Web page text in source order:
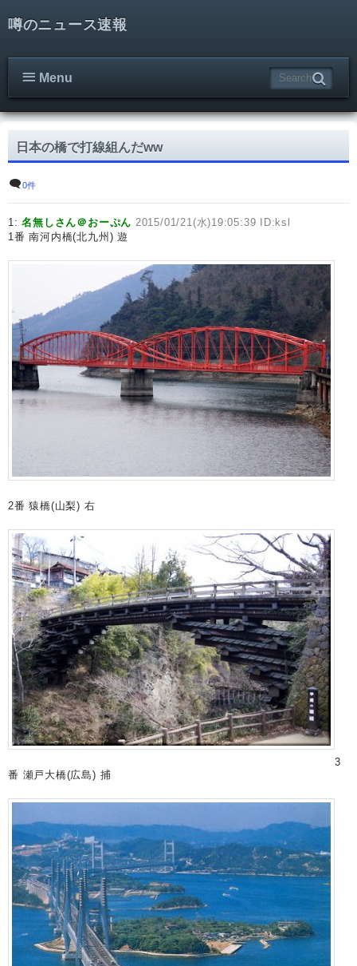
噂のニュース速報
Menu
日本の橋で打線組んだww
0件
1:名無しさん＠おーぷん 2015/01/21(水)19:05:39 ID:ksl
1番 南河内橋(北九州) 遊
2番 猿橋(山梨) 右
3
番 瀬戸大橋(広島) 捕